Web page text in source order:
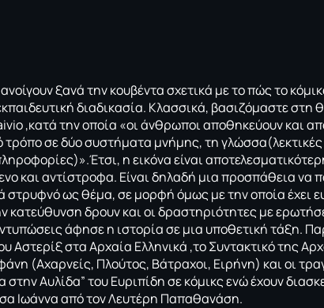
ξανά την κουβέντα σχετικά με το πώς το
διαδικασία. Κλασσικά, βασιζόμαστε στη
,κατά την οποία «οι άνθρωποι αποθηκεύουν και
τρόπο σε δύο συστήματα μνήμης, τη
η εικόνα είναι
και αντίστροφα. Είναι δηλαδή μια προσπάθεια να
στρυφνό ως θέμα, σε μορφή όμως με την οποία έχει
κατεύθυνση δρουν και οι δραστηριότητες με
άφησε η ιστορία σε μια υποθετική τάξη.
Αστερίξ στα Αρχαία Ελληνικά ,το Συντακτικό της
(Αχαρνείς, Πλούτος, Βάτραχοι, Ειρήνη) και οι
στην Αυλίδα” του Ευριπίδη σε κόμικς ενώ έχουν
Ιωάννα από τον Λευτέρη Παπαθανάση.